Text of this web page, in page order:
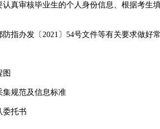
真审核毕业生的个人身份信息、根据考
指办发〔2021〕54号文件等有关要求做好
图
集规范及信息标准
委托书